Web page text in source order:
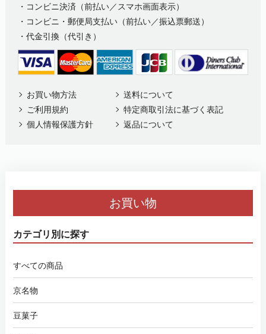
お買い物
カテゴリ別に探す
すべての商品
京名物
豆菓子
・コンビニ決済（前払い／スマホ画面表示）
・コンビニ・郵便局支払い（前払い／振込票郵送）
・代金引換（代引き）
お買い物方法
送料について
ご利用規約
特定商取引法に基づく表記
個人情報保護方針
返品について